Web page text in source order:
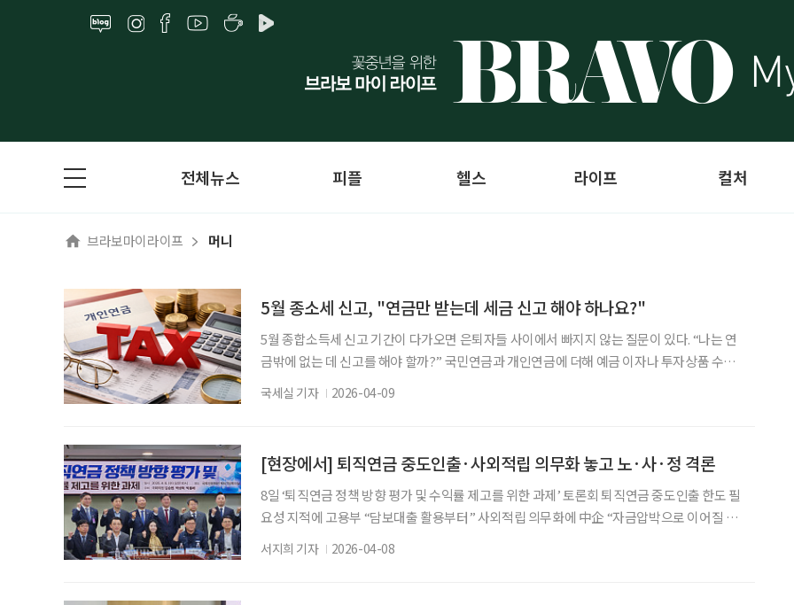
전체뉴스 피플 헬스 라이프 컬처
브라보마이라이프 머니
5월 종소세 신고, "연금만 받는데 세금 신고 해야 하나요?"
5월 종합소득세 신고 기간이 다가오면 은퇴자들 사이에서 빠지지 않는 질문이 있다. “나는 연
금밖에 없는 데 신고를 해야 할까?” 국민연금과 개인연금에 더해 예금 이자나 투자상품 수익
까지 있다면 상황은 생각보다 단순하지 않다. 금융회사는 매년 3월 말경 직전 연도 금융소득
이 100만 원을 넘은 투자자에게 금융소득 통보 안내를 한다. 소득이 높지 않지만 신고 대상인
국세실 기자 2026-04-09
[현장에서] 퇴직연금 중도인출·사외적립 의무화 놓고 노·사·정 격론
8일 ‘퇴직연금 정책 방향 평가 및 수익률 제고를 위한 과제’ 토론회 퇴직연금 중도인출 한도 필
요성 지적에 고용부 “담보대출 활용부터” 사외적립 의무화에 中企 “자금압박으로 이어질 수
있어, 유예기간 필요” 퇴직연금 제도 개편을 둘러싸고 노·사·정과 금융권이 한자리에 모여
퇴직연금 중도인출 한도 설정, 퇴직연금 사외적립 의무화 등에 대해 격론을 펼쳤다. 퇴직연금
서지희 기자 2026-04-08